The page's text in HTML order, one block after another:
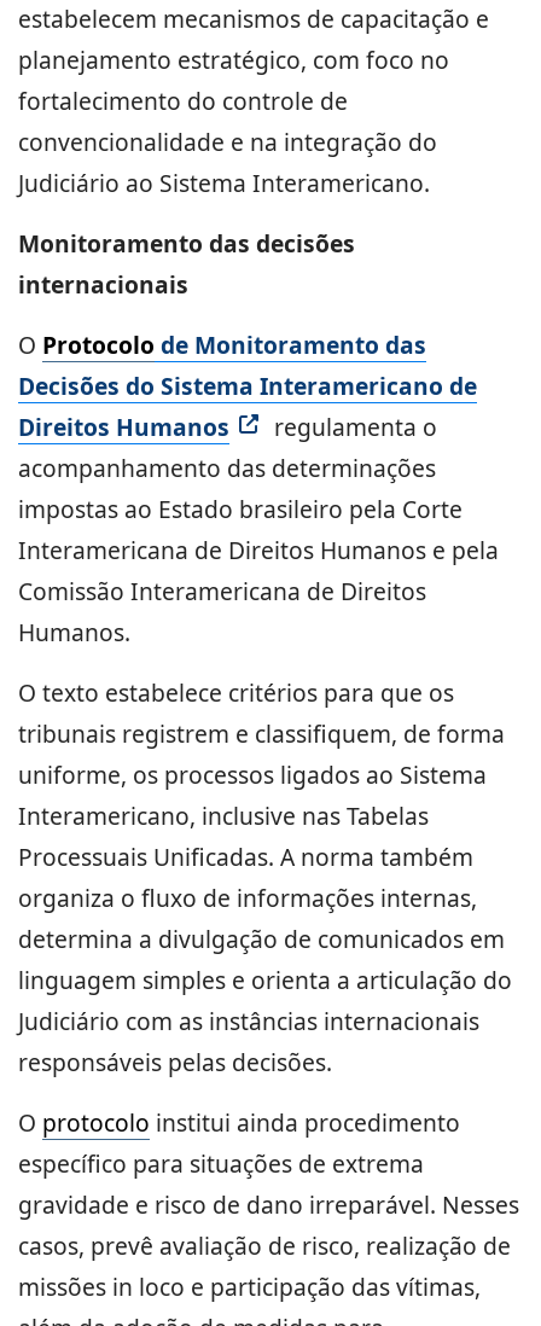
estabelecem mecanismos de capacitação e
planejamento estratégico, com foco no
fortalecimento do controle de
convencionalidade e na integração do
Judiciário ao Sistema Interamericano.
Monitoramento das decisões
internacionais
O Protocolo de Monitoramento das
Decisões do Sistema Interamericano de
Direitos Humanos
regulamenta o
acompanhamento das determinações
impostas ao Estado brasileiro pela Corte
Interamericana de Direitos Humanos e pela
Comissão Interamericana de Direitos
Humanos.
O texto estabelece critérios para que os
tribunais registrem e classifiquem, de forma
uniforme, os processos ligados ao Sistema
Interamericano, inclusive nas Tabelas
Processuais Unificadas. A norma também
organiza o fluxo de informações internas,
determina a divulgação de comunicados em
linguagem simples e orienta a articulação do
Judiciário com as instâncias internacionais
responsáveis pelas decisões.
O protocolo institui ainda procedimento
específico para situações de extrema
gravidade e risco de dano irreparável. Nesses
casos, prevê avaliação de risco, realização de
missões in loco e participação das vítimas,